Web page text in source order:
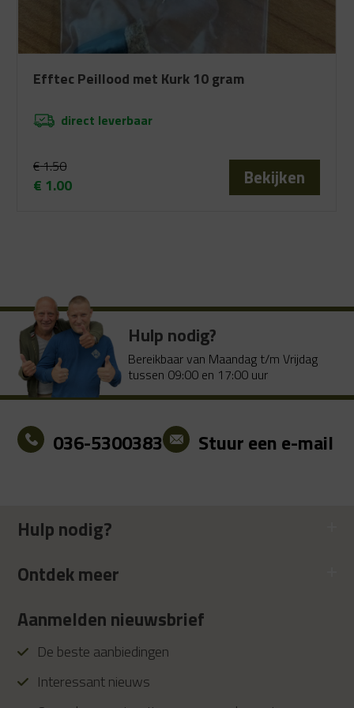
Efftec Peillood met Kurk 10 gram
direct leverbaar
€1.50
€ 1.00
Bekijken
Hulp nodig?
Bereikbaar van Maandag t/m Vrijdag
tussen 09:00 en 17:00 uur
036-5300383 Stuur een e-mail
Hulp nodig?
Ontdek meer
Aanmelden nieuwsbrief
De beste aanbiedingen
Interessant nieuws